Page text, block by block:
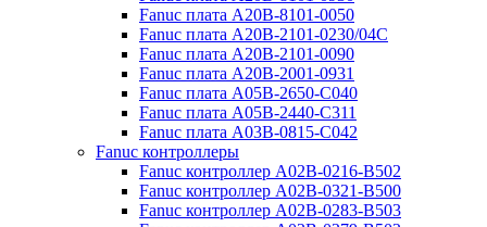
Fanuc плата A20B-8101-0050
Fanuc плата A20B-2101-0230/04C
Fanuc плата A20B-2101-0090
Fanuc плата A20B-2001-0931
Fanuc плата A05B-2650-C040
Fanuc плата A05B-2440-C311
Fanuc плата A03B-0815-C042
Fanuc контроллеры
Fanuc контроллер A02B-0216-B502
Fanuc контроллер A02B-0321-B500
Fanuc контроллер A02B-0283-B503